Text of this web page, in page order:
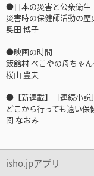
●日本の災害と公衆衛
災害時の保健師活動の歴
奥田 博子
●映画の時間
飯舘村 べこやの母ちゃ
桜山 豊夫
●【新連載】［連続小説
どこから行っても遠い保
関 なおみ
isho.jpアプリ